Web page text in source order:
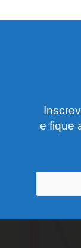
e fique